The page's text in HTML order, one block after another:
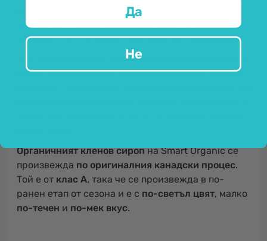
много други племена в Северна Америка и
Канада. Днес той е популярна добавка към много
десерти, но е особено подходящ за палачинки.
от сока на кленовите дървета
който се съхранява в стволовете на тези могъщи
Органичният кленов сиропна Smart Organic се
произвежда по оригиналния канадски процес.
Той е от клас А, така че се произвежда в по-
ранен етап от сезона и е с по-светъл цвят, малко
по-течен и по-мек вкус.
Да
Не